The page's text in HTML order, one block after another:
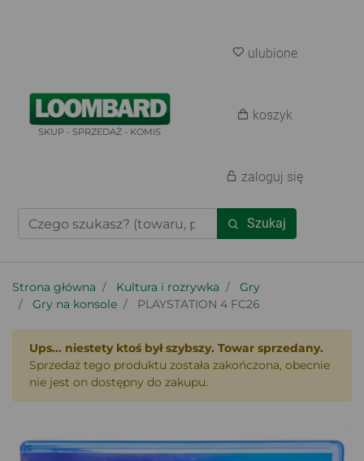
SKUP - SPRZEDAŻ - KOMIS
Szukaj
ulubione
koszyk
zaloguj się
Strona główna Kultura i rozrywka
Gry
Gry na konsole
PLAYSTATION 4 FC26
Ups... niestety ktoś był szybszy. Towar sprzedany.
Sprzedaż tego produktu została zakończona, obecnie
nie jest on dostępny do zakupu.